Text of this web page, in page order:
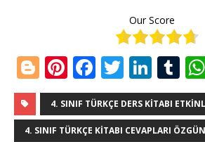
Our Score
Bl
o
g
g
Pi
n
te
r
F
a
c
e
T
w
it
te
Li
n
k
e
T
u
m
bl
4. SINIF TÜRKÇE DERS KITABI
4. SINIF TÜRKÇE KITABI CEVAPLARI